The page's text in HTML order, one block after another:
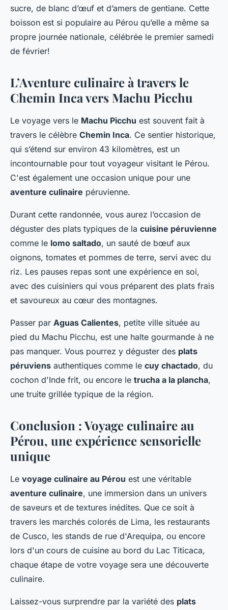
sucre, de blanc d’œuf et d’amers de gentiane. Cette
boisson est si populaire au Pérou qu’elle a même sa
propre journée nationale, célébrée le premier samedi
de février!
L’Aventure culinaire à travers le
Chemin Inca vers Machu Picchu
Le voyage vers le Machu Picchu est souvent fait à
travers le célèbre Chemin Inca. Ce sentier historique,
qui s’étend sur environ 43 kilomètres, est un
incontournable pour tout voyageur visitant le Pérou.
C'est également une occasion unique pour une
aventure culinaire péruvienne.
Durant cette randonnée, vous aurez l’occasion de
déguster des plats typiques de la cuisine péruvienne
comme le lomo saltado, un sauté de bœuf aux
oignons, tomates et pommes de terre, servi avec du
riz. Les pauses repas sont une expérience en soi,
avec des cuisiniers qui vous préparent des plats frais
et savoureux au cœur des montagnes.
Passer par Aguas Calientes, petite ville située au
pied du Machu Picchu, est une halte gourmande à ne
pas manquer. Vous pourrez y déguster des plats
péruviens authentiques comme le cuy chactado, du
cochon d'Inde frit, ou encore le trucha a la plancha,
une truite grillée typique de la région.
Conclusion : Voyage culinaire au
Pérou, une expérience sensorielle
unique
Le voyage culinaire au Pérou est une véritable
aventure culinaire, une immersion dans un univers
de saveurs et de textures inédites. Que ce soit à
travers les marchés colorés de Lima, les restaurants
de Cusco, les stands de rue d'Arequipa, ou encore
lors d'un cours de cuisine au bord du Lac Titicaca,
chaque étape de votre voyage sera une découverte
culinaire.
Laissez-vous surprendre par la variété des plats